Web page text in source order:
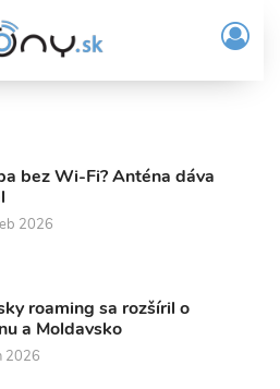
/
bez Wi-Fi? Anténa dáva
2026
roaming sa rozšíril o
a Moldavsko
2026